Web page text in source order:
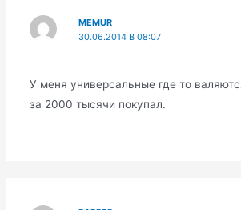
MEMUR
30.06.2014 В 08:07
У меня универсальные где то
за 2000 тысячи покупал.